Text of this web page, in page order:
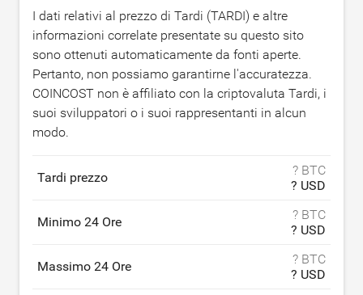
I dati relativi al prezzo di Tardi (TARDI) e altre
informazioni correlate presentate su questo sito
sono ottenuti automaticamente da fonti aperte.
Pertanto, non possiamo garantirne l'accuratezza.
COINCOST non è affiliato con la criptovaluta Tardi, i
suoi sviluppatori o i suoi rappresentanti in alcun
modo.
Tardi prezzo
? BTC
? USD
Minimo 24 Ore
? BTC
? USD
Massimo 24 Ore
? BTC
? USD